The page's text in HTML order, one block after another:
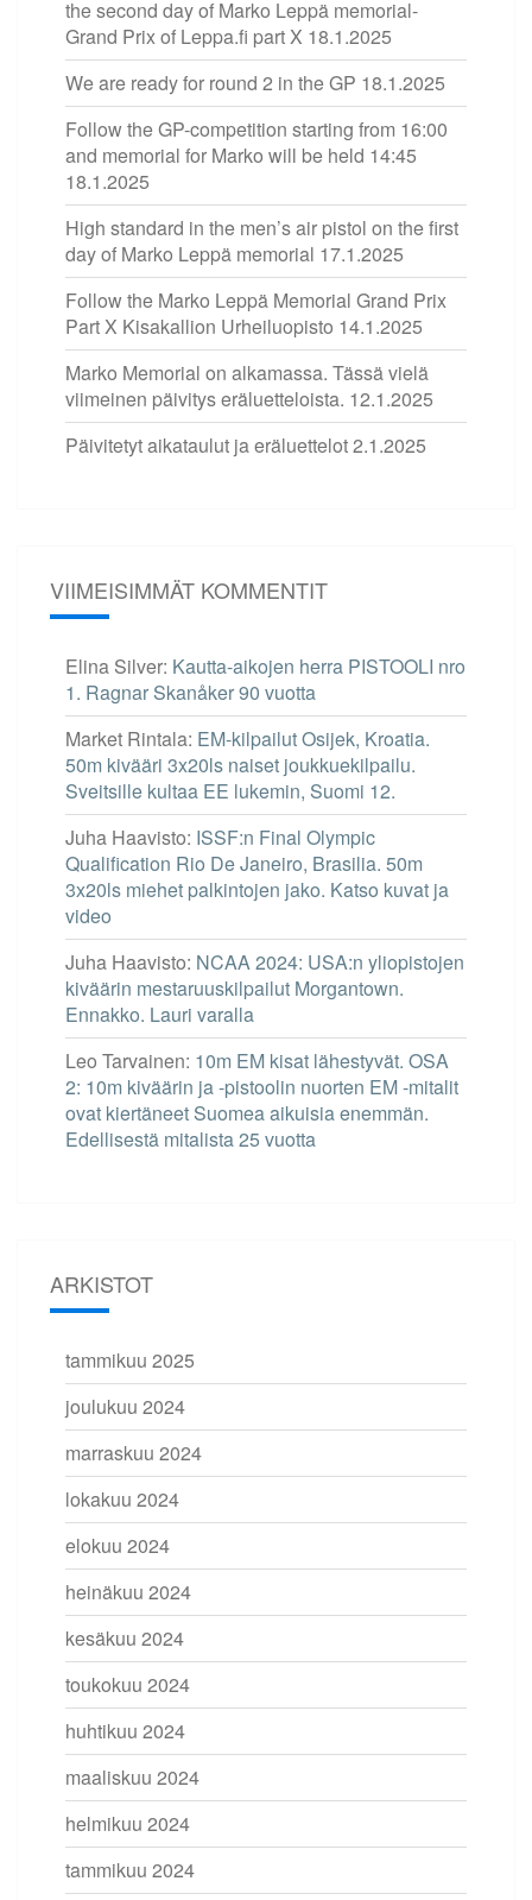
the second day of Marko Leppä memorial-
Grand Prix of Leppa.fi part X 18.1.2025
We are ready for round 2 in the GP 18.1.2025
Follow the GP-competition starting from 16:00
and memorial for Marko will be held 14:45
18.1.2025
High standard in the men’s air pistol on the first
day of Marko Leppä memorial 17.1.2025
Follow the Marko Leppä Memorial Grand Prix
Part X Kisakallion Urheiluopisto 14.1.2025
Marko Memorial on alkamassa. Tässä vielä
viimeinen päivitys eräluetteloista. 12.1.2025
Päivitetyt aikataulut ja eräluettelot2.1.2025
VIIMEISIMMÄT KOMMENTIT
Elina Silver: Kautta-aikojen herra PISTOOLI nro
1. Ragnar Skanåker 90 vuotta
Market Rintala: EM-kilpailut Osijek, Kroatia.
50m kivääri 3x20ls naiset joukkuekilpailu.
Sveitsille kultaa EE lukemin, Suomi 12.
Juha Haavisto: ISSF:n Final Olympic
Qualification Rio De Janeiro, Brasilia. 50m
3x20ls miehet palkintojen jako. Katso kuvat ja
video
Juha Haavisto: NCAA 2024: USA:n yliopistojen
kiväärin mestaruuskilpailut Morgantown.
Ennakko. Lauri varalla
Leo Tarvainen: 10m EM kisat lähestyvät. OSA
2: 10m kiväärin ja -pistoolin nuorten EM -mitalit
ovat kiertäneet Suomea aikuisia enemmän.
Edellisestä mitalista 25 vuotta
ARKISTOT
tammikuu 2025
joulukuu 2024
marraskuu 2024
lokakuu 2024
elokuu 2024
heinäkuu 2024
kesäkuu 2024
toukokuu 2024
huhtikuu 2024
maaliskuu 2024
helmikuu 2024
tammikuu 2024